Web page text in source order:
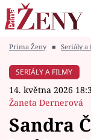
Módní alarm
Prima Ženy ■ Seriály a
SERIÁLY A FILMY
14. května 2026
Žaneta Dernerová
Sandra